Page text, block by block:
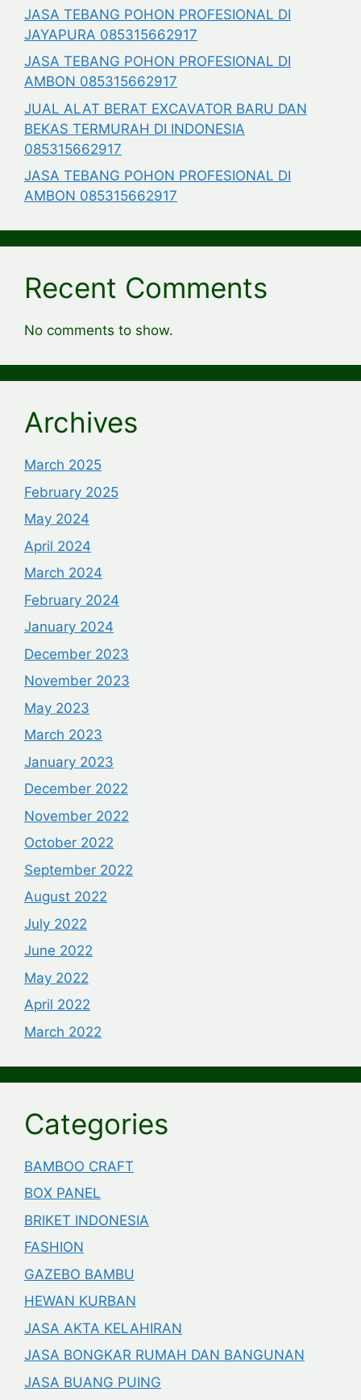
JASA TEBANG POHON PROFESIONAL DI
JAYAPURA 085315662917
JASA TEBANG POHON PROFESIONAL DI
AMBON 085315662917
JUAL ALAT BERAT EXCAVATOR BARU DAN
BEKAS TERMURAH DI INDONESIA
085315662917
JASA TEBANG POHON PROFESIONAL DI
AMBON 085315662917
Recent Comments
No comments to show.
Archives
March 2025
February 2025
May 2024
April 2024
March 2024
February 2024
January 2024
December 2023
November 2023
May 2023
March 2023
January 2023
December 2022
November 2022
October 2022
September 2022
August 2022
July 2022
June 2022
May 2022
April 2022
March 2022
Categories
BAMBOO CRAFT
BOX PANEL
BRIKET INDONESIA
FASHION
GAZEBO BAMBU
HEWAN KURBAN
JASA AKTA KELAHIRAN
JASA BONGKAR RUMAH DAN BANGUNAN
JASA BUANG PUING